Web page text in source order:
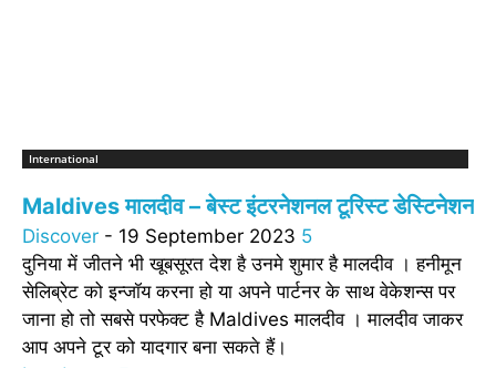
International
Maldives मालदीव – बेस्ट इंटरनेशनल टूरिस्ट डेस्टिनेशन
Discover - 19 September 2023 5
दुनिया में जीतने भी खूबसूरत देश है उनमे शुमार है मालदीव । हनीमून
सेलिब्रेट को इन्जॉय करना हो या अपने पार्टनर के साथ वेकेशन्स पर
जाना हो तो सबसे परफेक्ट है Maldives मालदीव । मालदीव जाकर
आप अपने टूर को यादगार बना सकते हैं।